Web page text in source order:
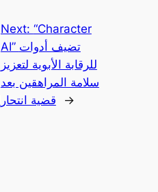
Next: “Character
AI” تضيف أدوات
للرقابة الأبوية لتعزيز
سلامة المراهقين بعد
قضية انتحار
→